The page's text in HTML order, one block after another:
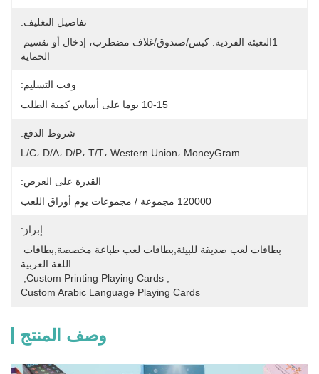
تفاصيل التغليف:
الحماية
وقت التسليم:
10-15 يوما على أساس كمية الطلب
شروط الدفع:
L/C، D/A، D/P، T/T، Western Union، MoneyGram
القدرة على العرض:
120000 مجموعة / مجموعات يوم أوراق اللعب
إبراز:
اللغة العربية
Custom Printing Playing Cards
Custom Arabic Language Playing Cards
وصف المنتج